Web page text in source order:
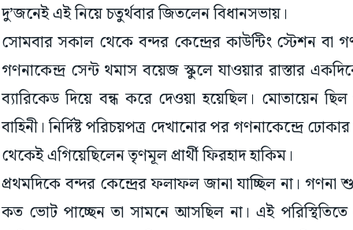
দু’জনেই এই নিয়ে চতুর্থবার জিতলেন বিধানসভায়।
সোমবার সকাল থেকে বন্দর কেন্দ্রের কাউন্টিং স্টেশন বা
গণনাকেন্দ্র সেন্ট থমাস বয়েজ স্কুলে যাওয়ার রাস্তার
ব্যারিকেড দিয়ে বন্ধ করে দেওয়া হয়েছিল। মোতায়েন
বাহিনী। নির্দিষ্ট পরিচয়পত্র দেখানোর পর গণনাকেন্দ্রে
থেকেই এগিয়েছিলেন তৃণমূল প্রার্থী ফিরহাদ হাকিম।
প্রথমদিকে বন্দর কেন্দ্রের ফলাফল জানা যাচ্ছিল না। গণনা
কত ভোট পাচ্ছেন তা সামনে আসছিল না। এই পরিস্থিতিতে